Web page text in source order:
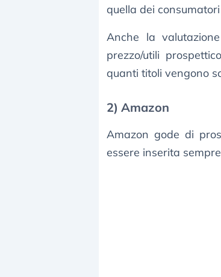
quella dei
Anche la
prezzo/utili
quanti titoli vengono
2) Amazon
Amazon gode di
essere inserita